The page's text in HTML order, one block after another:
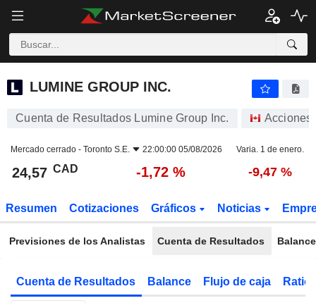
LUMINE GROUP INC.
LUMINE GROUP INC.
Cuenta de Resultados Lumine Group Inc. Acciones
Mercado cerrado - Toronto S.E. 22:00:00 05/08/2026 Varia. 1 de enero.
24,57 CAD -1,72 % -9,47 %
Resumen Cotizaciones Gráficos Noticias
Previsiones de los Analistas Cuenta de Resultados Balance
Cuenta de Resultados Balance Flujo de caja